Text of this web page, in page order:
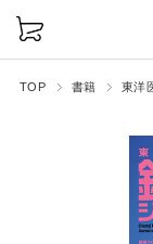
TOP 書籍 東洋